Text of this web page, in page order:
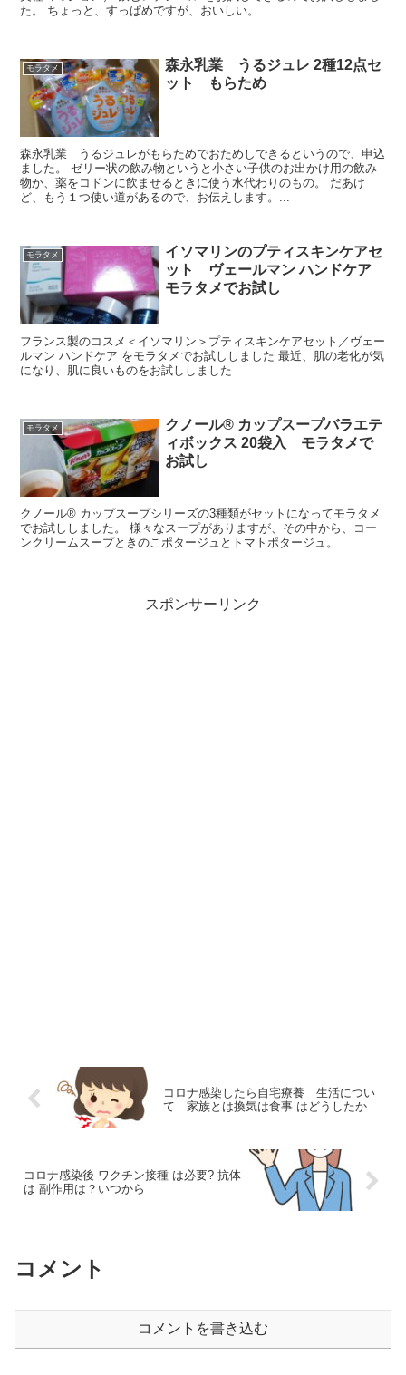
た。 ちょっと、すっぱめですが、おいしい。
モラタメ
森永乳業 うるジュレ 2種12点セ
ット もらため
森永乳業 うるジュレがもらためでおためしできるというので、申込
ました。 ゼリー状の飲み物というと小さい子供のお出かけ用の飲み
物か、薬をコドンに飲ませるときに使う水代わりのもの。 だあけ
ど、もう１つ使い道があるので、お伝えします。...
モラタメ
イソマリンのプティスキンケアセ
ット ヴェールマン ハンドケア
モラタメでお試し
フランス製のコスメ＜イソマリン＞プティスキンケアセット／ヴェー
ルマン ハンドケア をモラタメでお試ししました 最近、肌の老化が気
になり、肌に良いものをお試ししました
モラタメ
クノール® カップスープバラエテ
ィボックス 20袋入 モラタメで
お試し
クノール® カップスープシリーズの3種類がセットになってモラタメ
でお試ししました。 様々なスープがありますが、その中から、コー
ンクリームスープときのこポタージュとトマトポタージュ。
スポンサーリンク
コロナ感染したら自宅療養 生活につい
て 家族とは換気は食事 はどうしたか
コロナ感染後 ワクチン接種 は必要? 抗体
は 副作用は？いつから
コメント
コメントを書き込む